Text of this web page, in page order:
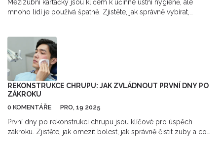
Mezizubní kartáčky jsou klíčem k účinné ústní hygieně, ale
mnoho lidí je používá špatně. Zjistěte, jak správně vybírat,
REKONSTRUKCE CHRUPU: JAK ZVLÁDNOUT PRVNÍ DNY PO
ZÁKROKU
0 KOMENTÁŘE PRO, 19 2025
První dny po rekonstrukci chrupu jsou klíčové pro úspěch
zákroku. Zjistěte, jak omezit bolest, jak správně čistit zuby a co